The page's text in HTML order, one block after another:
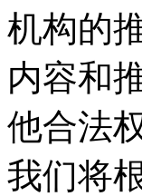
机构的
内容和
他合法
我们将